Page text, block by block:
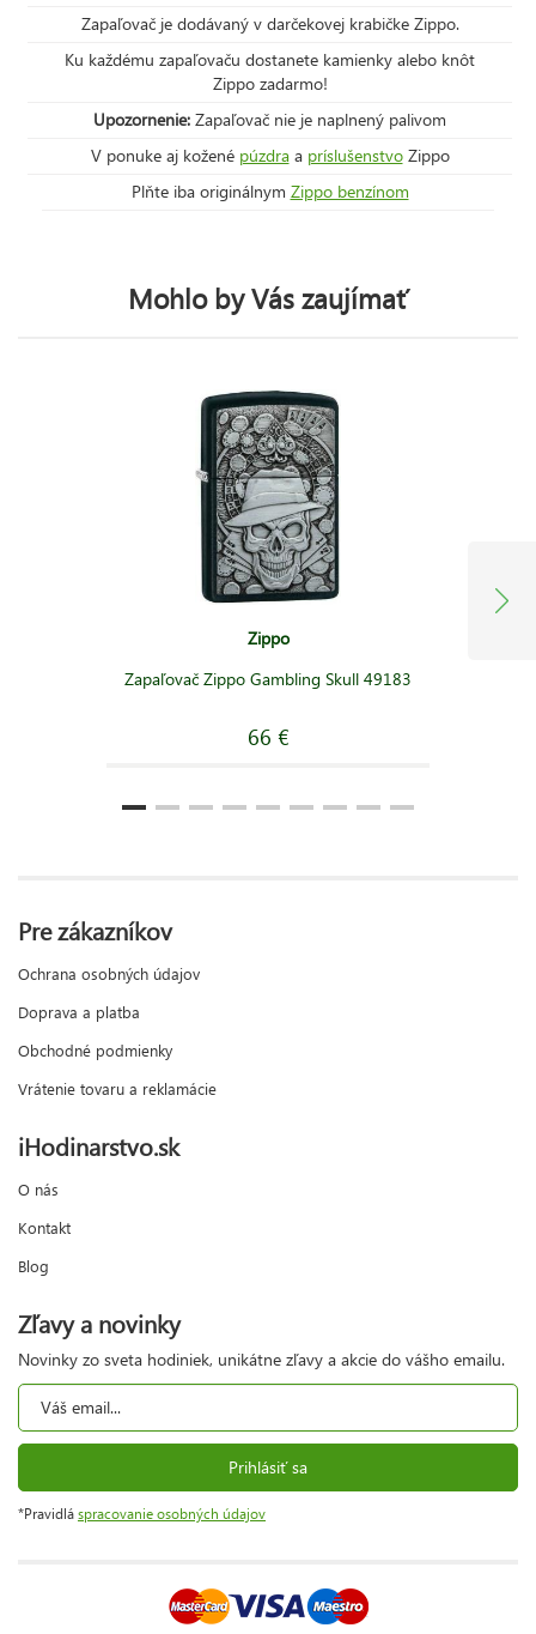
Zapaľovač je dodávaný v darčekovej krabičke Zippo.
Ku každému zapaľovaču dostanete kamienky alebo knôt
Zippo zadarmo!
Upozornenie: Zapaľovač nie je naplnený palivom
V ponuke aj kožené púzdraa príslušenstvoZippo
Plňte iba originálnym Zippo benzínom
Mohlo by Vás zaujímať
Zippo
Zapaľovač Zippo Gambling Skull 49183
66 €
Pre zákazníkov
Ochrana osobných údajov
Doprava a platba
Obchodné podmienky
Vrátenie tovaru a reklamácie
iHodinarstvo.sk
O nás
Kontakt
Blog
Zľavy a novinky
Novinky zo sveta hodiniek, unikátne zľavy a akcie do vášho emailu.
Prihlásiť sa
*Pravidlá spracovanie osobných údajov